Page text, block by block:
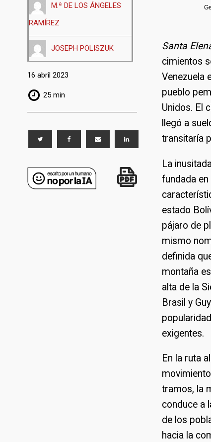
M.ª DE LOS ÁNGELES
RAMÍREZ
JOSEPH POLISZUK
16 abril 2023
25 min
Santa
cimientos
Venezuela
pueblo
Unidos. El
llegó a
transitaría
La
fundada
estado
pájaro de
mismo
definida
montaña
alta de la
Brasil y
exigentes.
En la ruta
tramos, la
conduce a
de los
hacia la